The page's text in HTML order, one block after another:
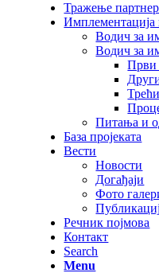
Тражење
Имплементација
Водич за
Водич за
Први
Питања и
База пројеката
Вести
Новости
Догађаји
Фото
Речник појмова
Контакт
Search
Menu